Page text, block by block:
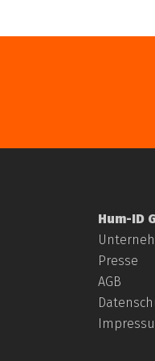
Hum-ID
Presse
AGB